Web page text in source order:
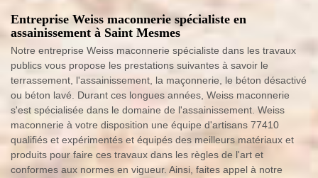
Entreprise Weiss maconnerie spécialiste en
assainissement à Saint Mesmes
Notre entreprise Weiss maconnerie spécialiste dans les travaux
publics vous propose les prestations suivantes à savoir le
terrassement, l'assainissement, la maçonnerie, le béton désactivé
ou béton lavé. Durant ces longues années, Weiss maconnerie
s'est spécialisée dans le domaine de l'assainissement. Weiss
maconnerie à votre disposition une équipe d'artisans 77410
qualifiés et expérimentés et équipés des meilleurs matériaux et
produits pour faire ces travaux dans les règles de l'art et
conformes aux normes en vigueur. Ainsi, faites appel à notre